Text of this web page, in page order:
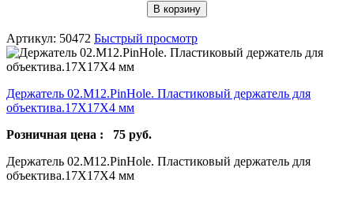
В корзину
Артикул: 50472 Быстрый просмотр
Держатель 02.М12.PinHole. Пластиковый держатель для
объектива.17X17X4 мм
Розничная цена : 75 руб.
Держатель 02.М12.PinHole. Пластиковый держатель для
объектива.17X17X4 мм